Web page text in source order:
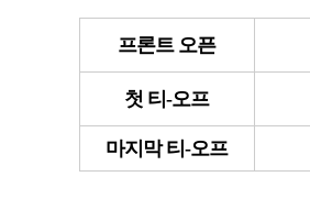
프론트 오픈
첫 티-오프
마지막 티-오프